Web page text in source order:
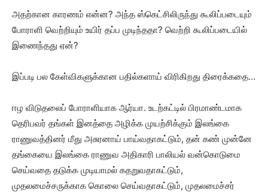
அதற்கான காரணம் என்ன? அந்த ஸ்கெட்சிலிருந்து கூலிப்படையும்
போராளி வெற்றியும் உயிர் தப்ப முடிந்ததா? வெற்றி கூலிப்படையில்
இணைந்தது ஏன்?
இப்படி பல கேள்விகளுக்கான பதில்களாய் விரிகிறது திரைக்கதை…
ஈழ விடுதலைப் போராளியாக ஆர்யா. உடற்கட்டில் பிரமாண்டமாக
தெரிபவர் தங்கள் இனத்தை அழிக்க முயற்சிக்கும் இலங்கை
ராணுவத்தினர் மீது அசுரனாய் பாய்வதாகட்டும், தன் கண் முன்னே
தங்கையை இலங்கை ராணுவ அதிகாரி பாலியல் வன்கொடுமை
செய்வதை தடுக்க முடியாமல் கதறுவதாகட்டும்,
முதலமைச்சருக்காக கொலை செய்வதாகட்டும், முதலமைச்சர்